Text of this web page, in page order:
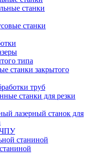
станки
станки
типа
станки закрытого
труб
станки для резки
лазерный станок для
ЧПУ
станиной